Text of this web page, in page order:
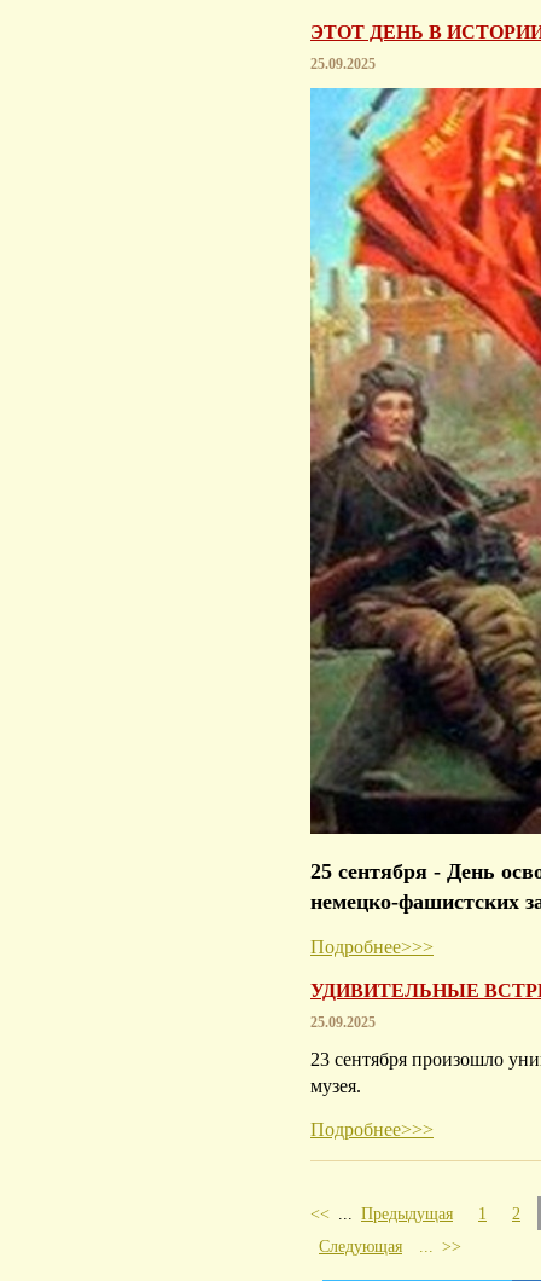
ЭТОТ ДЕНЬ В
25.09.2025
25 сентября - День
немецко-фашистских
Подробнее>>>
УДИВИТЕЛЬНЫЕ
25.09.2025
23 сентября произошло
музея.
Подробнее>>>
<< Предыдущая 1
2
Следующая
>>